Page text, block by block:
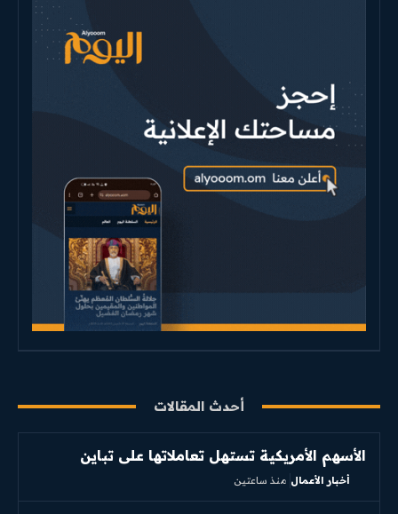
أحدث المقالات
الأسهم الأمريكية تستهل تعاملاتها على تباين
أخبار الأعمال منذ ساعتين